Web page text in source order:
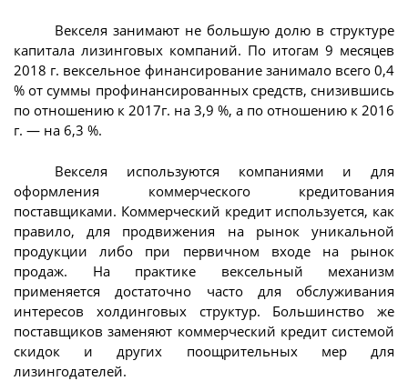
Векселя занимают не большую долю в структуре
капитала лизинговых компаний. По итогам 9 месяцев
2018 г. вексельное финансирование занимало всего 0,4
% от суммы профинансированных средств, снизившись
по отношению к 2017г. на 3,9 %, а по отношению к 2016
г. — на 6,3 %.
Векселя используются компаниями и для
оформления коммерческого кредитования
поставщиками. Коммерческий кредит используется, как
правило, для продвижения на рынок уникальной
продукции либо при первичном входе на рынок
продаж. На практике вексельный механизм
применяется достаточно часто для обслуживания
интересов холдинговых структур. Большинство же
поставщиков заменяют коммерческий кредит системой
скидок и других поощрительных мер для
лизингодателей.